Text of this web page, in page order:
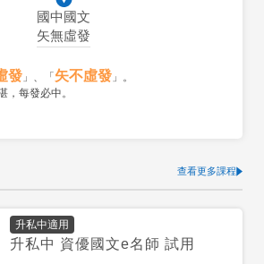
國中國文
矢無虛發
發 」、「 矢不虛發 」。
，每發必中。
查看更多課程